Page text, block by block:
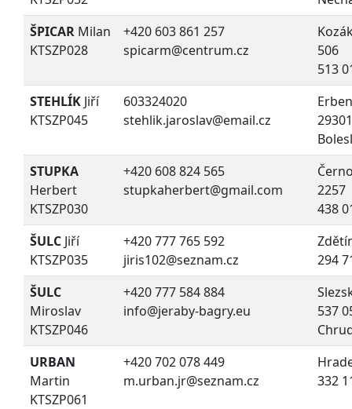
ŠPICAR Milan
KTSZP028
+420 603 861 257
spicarm@centrum.cz
506
513
STEHLÍK Jiří
KTSZP045
603324020
stehlik.jaroslav@email.cz
STUPKA
Herbert
KTSZP030
+420 608 824 565
stupkaherbert@gmail.com
2257
438
ŠULC Jiří
KTSZP035
+420 777 765 592
jiris102@seznam.cz
294
ŠULC
Miroslav
KTSZP046
+420 777 584 884
info@jeraby-bagry.eu
537
URBAN
Martin
KTSZP061
+420 702 078 449
m.urban.jr@seznam.cz
332